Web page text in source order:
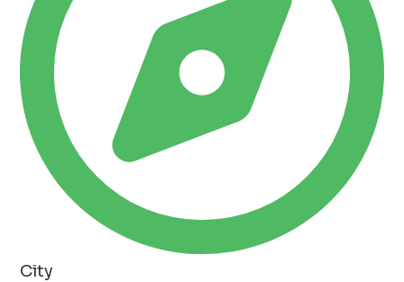
City